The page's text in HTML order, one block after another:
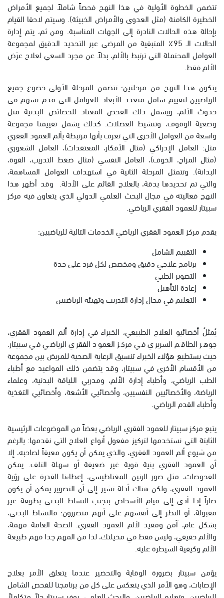
تتضمن الخطوة الأولية في هذا النهج فحصاً شاملاً لجميع الأمراض
الخطيرة الكامنة (مثل العدوى والأمراض الخبيثة). وسيتم لاحقا القيام
بإحالة هذه الحالات النادرة إلى الجهات المناسبة. ومن ثم، يتم إدارة
الحالات الـ 95٪ المتبقية من المرضى عبر التحديد الدقيق لمجموعة
العوامل المحتملة التي ترتبط بالألم، بدلاً عن مجرد السعي لعلاج عرَض
الألم فقط.
يتكون هذا النهج من مرحلتين؛ تتضمن المرحلة الأولى خضوع جميع
الرياضيين لتقييم شامل متعدد الأبعاد للعوامل التي قدم تسهم في
حدوث الألم، ويشمل ذلك الفحص المعتاد للخصائص البدنية مثل
وضعية الوقوف، وتنشيط العضلات. كذلك يشمل تقييمنا مجموعة
واسعة من العوامل الأخرى التي تعرف بأنها مرتبطة بألم العمود الفقري
مثل: العامل الإدراكي (مثال الأفكار، المعتقدات)، العامل الشعوري
(مثال المزاج، الخوف)، العامل النفسي (مثال ضغط التدريب، القوة،
البدانة). وتتمثل المرحلة الثانية في استهداف العوامل المساهمة،
والتي تم تحديدها بدقة، بالعلاج القائم على الأدلة. وقد أظهر هذا
النهج فعاليته في مجال البحث العلمي الدولي الذي يتعاون فيه مركز
سبيتار للعمود الفقري الرياضي.
يقدم مركز العمود الفقري الرياضي الخدمات التالية للرياضيين:
التقييم الشامل
برنامج علاجي دقيق ومخصص لكل فرد على حدة
التصوير الطبي
إعادة التأهيل
التعليم في مجال إدارة التدريب وتهيئة الرياضيين
يُمثلُ أخصائيو العلاج الطبيعي، الخبراء في إدارة ألم العمود الفقري،
جوهر الطاقم السريري في مركز العمود الفقري الرياضي في سبيتار.
حيث يستطيع هؤلاء الخبراء تنسيق الرعاية الصحية للمريض بين مجموعة
من الأقسام الأخرى في سبيتار، وقد يتضمن ذلك المواعيد مع أطباء
الطب الرياضي، وأطباء إدارة الألم، ومدربي اللياقة البدنية، وعلماء
الرياضة، والأخصائيين النفسيين، وأخصائيي الأشعة، وأخصائيي التغذية
وأطباء القدم الرياضي.
يتبع مركز سبيتار للعمود الفقري الرياضي بعضاً من الموضوعات الرئيسية
الثابتة التي نستخدمها لتركيز مفعول أنواع العلاج التي نقدمها: بالرغم
من شيوع ألم العمود الفقري، والذي يمكن أن يكون معيقاً لصاحبه، إلا
أن العمود الفقري بنية قوية غير ضعيفة أو سهلة التلف. يمكن
للفحوصات، مثل صور الرنين المغناطيسي، إعطاءنا القدرة على رؤية
العمود الفقري، ولكن هناك أدلة تشير إلى أن التصوير يمكن أن يكون
ضاراً إذا أدى إلى قيام الأشخاص بتجنب النشاط البدني بطريقة غير
مقبولة، أو النظر إلى أنفسهم على أنهم متضررون؛ فالنشاط البدني،
بشكل عام، آمن ومفيد لألم العمود الفقري. الصحة العامة مهمة،
والألم حقيقي، وليس فقط في مخيلتك، لذا من المهم جدا فهم طبيعة
الألم وكيفية السيطرة عليه.
يؤمن سبيتار بضرورة الوقاية والتحضير عندما يتعلق الأمر بعلاج
الإصابات، وهو الأمر الذي ينعكس على كل من برنامجنا للفحص الشامل